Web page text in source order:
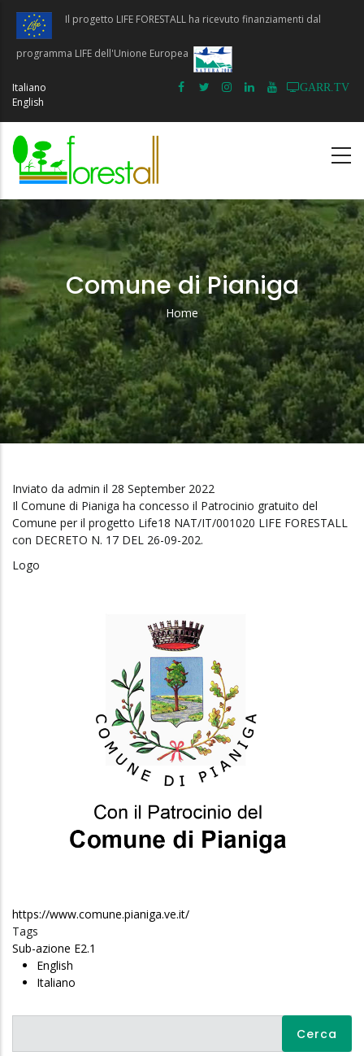
Salta
contenuto
principale
Il progetto LIFE FORESTALL ha ricevuto finanziamenti dal
programma LIFE dell'Unione Europea
GARR.TV
Italiano
English
Comune di Pianiga
Briciole
Di
Pane
Home
Inviato da admin il 28 September 2022
Il Comune di Pianiga ha concesso il Patrocinio gratuito del
Comune per il progetto Life18 NAT/IT/001020 LIFE FORESTALL
con DECRETO N. 17 DEL 26-09-202.
Logo
https://www.comune.pianiga.ve.it/
Tags
Sub-azione E2.1
English
Italiano